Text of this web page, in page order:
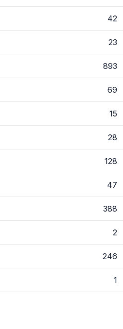
42
23
893
69
15
28
128
47
388
2
246
1